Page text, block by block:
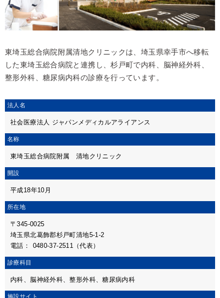
東埼玉総合病院附属清地クリニックは、埼玉県幸手市へ移転
した東埼玉総合病院と連携し、杉戸町で内科、脳神経外科、
整形外科、糖尿病内科の診療を行っています。
法人名
社会医療法人 ジャパンメディカルアライアンス
名称
東埼玉総合病院附属 清地クリニック
開設
平成18年10月
所在地
〒345-0025
埼玉県北葛飾郡杉戸町清地5-1-2
電話：
0480-37-2511（代表）
診療科目
内科、脳神経外科、整形外科、糖尿病内科
施設サイト